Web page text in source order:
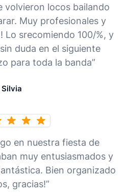
volvieron locos bailando
Muy profesionales y
Lo srecomiendo 100/%, y
duda en el siguiente
para toda la banda”
Silvia
en nuestra fiesta de
muy entusiasmados y
Bien organizado
gracias!”